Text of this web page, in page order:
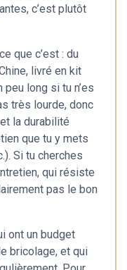
c’est plutôt
que c’est : du
livré en kit
long si tu n’es
très lourde, donc
la durabilité
que tu y mets
Si tu cherches
qui résiste
pas le bon
ont un budget
bricolage, et qui